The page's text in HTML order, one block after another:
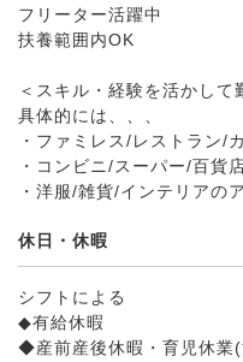
フリーター活躍中
扶養範囲内OK
＜スキル・経験を活かして
具体的には、、、
・ファミレス/レストラン/
・コンビニ/スーパー/百貨
・洋服/雑貨/インテリアの
休日・休暇
シフトによる
◆有給休暇
◆産前産後休暇・育児休業